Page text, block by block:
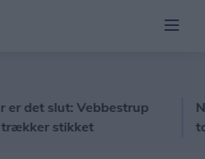
slut: Vebbestrup
stikket